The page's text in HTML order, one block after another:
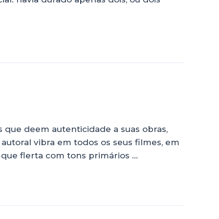
deem autenticidade a suas obras,
vibra em todos os seus filmes, em
flerta com tons primários …